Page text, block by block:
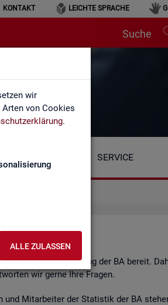
wir
von Cookies
.
ALLE ZULASSEN
KONTAKT LEICHTE SPRACHE
Suche
SERVICE
der BA be­reit.
wir gerne Ihre Fra­gen.
und Mit­ar­bei­ter der Sta­tis­tik der BA